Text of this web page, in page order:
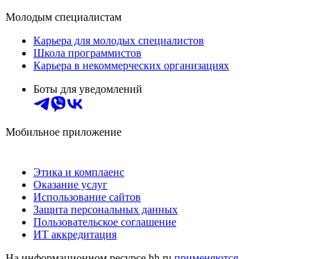
Молодым специалистам
Карьера для молодых специалистов
Школа программистов
Карьера в некоммерческих организациях
Боты для уведомлений
Мобильное приложение
Этика и комплаенс
Оказание услуг
Использование сайтов
Защита персональных данных
Пользовательское соглашение
ИТ аккредитация